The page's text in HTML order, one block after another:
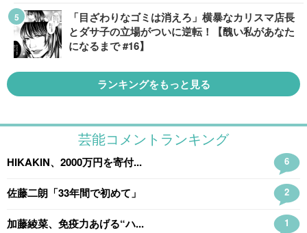
「目ざわりなゴミは消えろ」横暴なカリスマ店長
とダサ子の立場がついに逆転！【醜い私があなた
になるまで #16】
ランキングをもっと見る